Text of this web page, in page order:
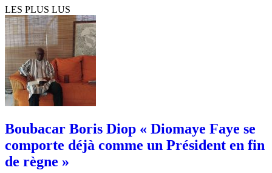
LES PLUS LUS
Boubacar Boris Diop « Diomaye Faye se
comporte déjà comme un Président en fin
de règne »